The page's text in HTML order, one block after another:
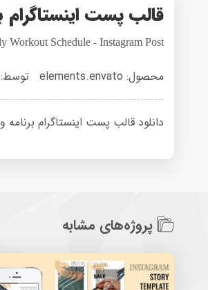
قالب پست اینستاگرام
Workout Schedule - Instagram Post
محصول: elements.envato توسط: orionwalker
دانلود قالب پست اینستاگرام برنامه ورزشی
پروژه‌های مشابه